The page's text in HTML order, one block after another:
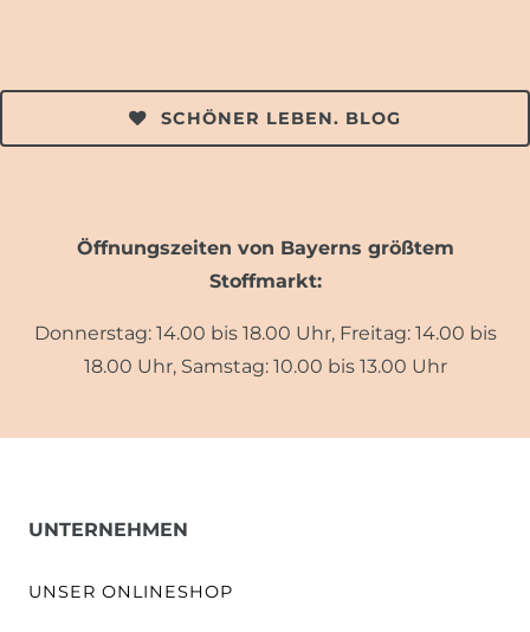
SCHÖNER LEBEN. BLOG
Öffnungszeiten von Bayerns größtem
Stoffmarkt:
Donnerstag: 14.00 bis 18.00 Uhr, Freitag: 14.00 bis
18.00 Uhr, Samstag: 10.00 bis 13.00 Uhr
UNTERNEHMEN
UNSER ONLINESHOP